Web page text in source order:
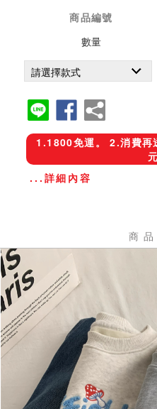
商品編號
數量
1.1800免運。 2.消費再
...詳細內容
商